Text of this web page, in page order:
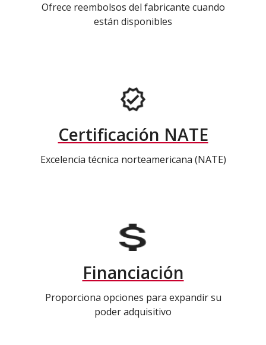
Ofrece reembolsos del fabricante cuando
están disponibles
Certificación NATE
Excelencia técnica norteamericana (NATE)
Financiación
Proporciona opciones para expandir su
poder adquisitivo